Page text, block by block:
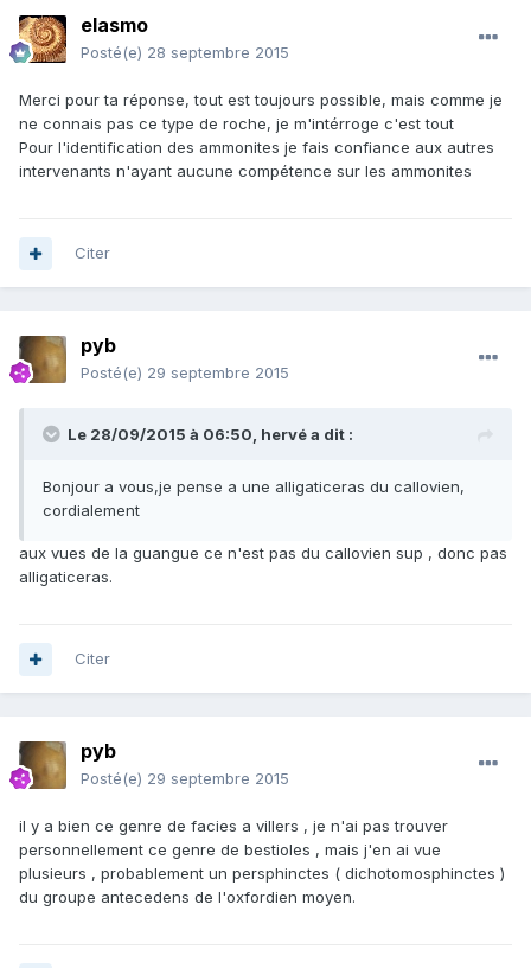
elasmo
Posté(e) 28 septembre 2015
Merci pour ta réponse, tout est toujours possible, mais comme je
ne connais pas ce type de roche, je m'intérroge c'est tout
Pour l'identification des ammonites je fais confiance aux autres
intervenants n'ayant aucune compétence sur les ammonites
Citer
pyb
Posté(e) 29 septembre 2015
Le 28/09/2015 à 06:50, hervé a dit :
Bonjour a vous,je pense a une alligaticeras du callovien,
cordialement
aux vues de la guangue ce n'est pas du callovien sup , donc pas
alligaticeras.
Citer
pyb
Posté(e) 29 septembre 2015
il y a bien ce genre de facies a villers , je n'ai pas trouver
personnellement ce genre de bestioles , mais j'en ai vue
plusieurs , probablement un persphinctes ( dichotomosphinctes )
du groupe antecedens de l'oxfordien moyen.